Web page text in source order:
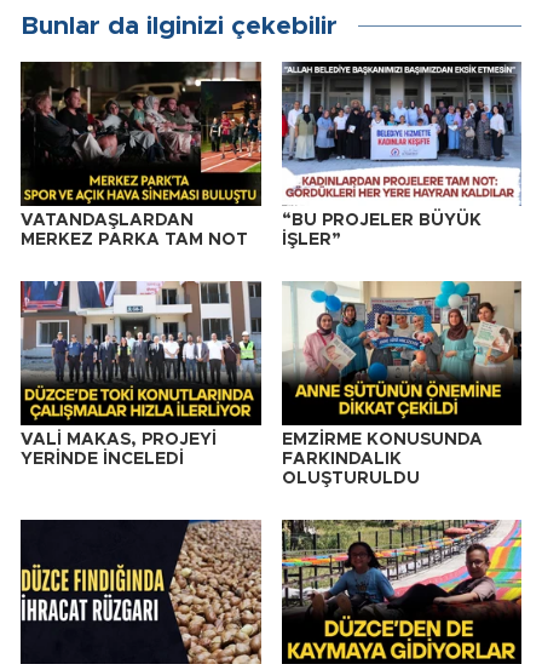
Bunlar da ilginizi çekebilir
VATANDAŞLARDAN
MERKEZ PARKA TAM NOT
“BU PROJELER BÜYÜK
İŞLER”
VALİ MAKAS, PROJEYİ
YERİNDE İNCELEDİ
EMZİRME KONUSUNDA
FARKINDALIK
OLUŞTURULDU